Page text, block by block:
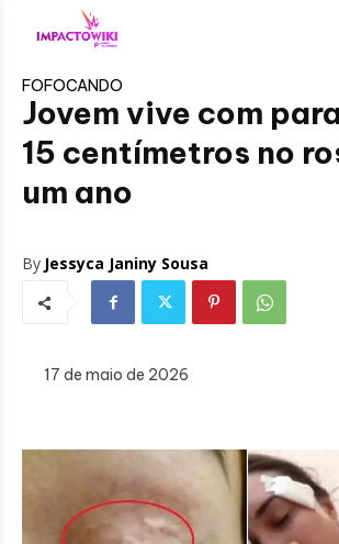
FOFOCANDO
Jovem vive com
15 centímetros no
um ano
By Jessyca Janiny Sousa
17 de maio de 2026